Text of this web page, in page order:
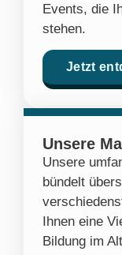
Events, die
stehen.
Jetzt
Unsere
Unsere
bündelt
Ihnen eine
Bildung im